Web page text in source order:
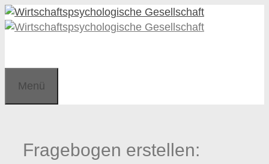
Zum
Inhalt
Zum
Inhalt
Menü
Fragebogen erstellen: